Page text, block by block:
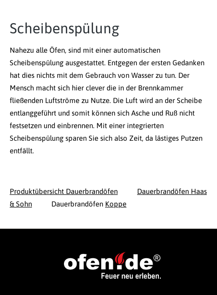
Scheibenspülung
Nahezu alle Öfen, sind mit einer automatischen
Scheibenspülung ausgestattet. Entgegen der ersten Gedanken
hat dies nichts mit dem Gebrauch von Wasser zu tun. Der
Mensch macht sich hier clever die in der Brennkammer
fließenden Luftströme zu Nutze. Die Luft wird an der Scheibe
entlanggeführt und somit können sich Asche und Ruß nicht
festsetzen und einbrennen. Mit einer integrierten
Scheibenspülung sparen Sie sich also Zeit, da lästiges Putzen
entfällt.
Produktübersicht Dauerbrandöfen
Dauerbrandöfen Haas
& Sohn Dauerbrandöfen Koppe